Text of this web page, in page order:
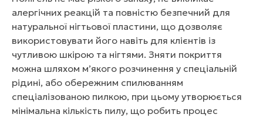
алергічних реакцій та повністю безпечний для
натуральної нігтьової пластини, що дозволяє
використовувати його навіть для клієнтів із
чутливою шкірою та нігтями. Зняти покриття
можна шляхом м’якого розчинення у спеціальній
рідині, або обережним спилюванням
спеціалізованою пилкою, при цьому утворюється
мінімальна кількість пилу, що робить процес